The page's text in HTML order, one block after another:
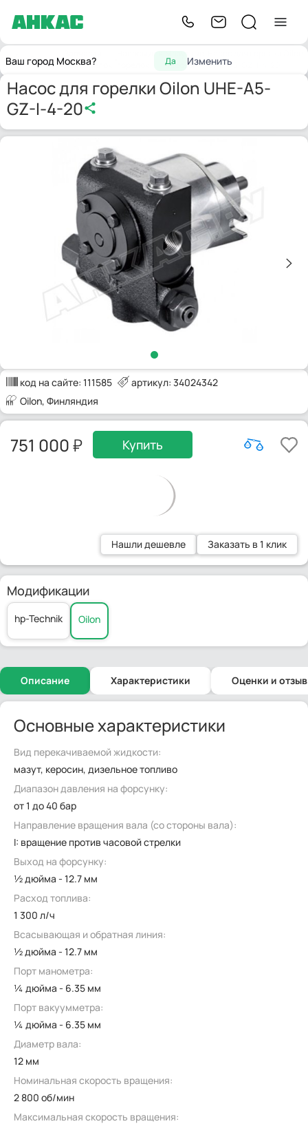
Ваш город Москва? Да Изменить
Главнаядля горелок
насосы
UHE-A5-GZ-I-4-20
Насос для горелки Oilon UHE-A5-
GZ-I-4-20
код на сайте: 111585
артикул: 34024342
Oilon, Финляндия
751 000 Купить
Нашли дешевле Заказать в 1 клик
Модификации
hp-Technik Oilon
Описание Характеристики Оценки и
Основные характеристики
Вид перекачиваемой жидкости:
мазут, керосин, дизельное топливо
Диапазон давления на форсунку:
от 1 до 40 бар
Направление вращения вала (со стороны вала):
I: вращение против часовой стрелки
Выход на форсунку:
½ дюйма - 12.7 мм
Расход топлива:
1 300 л/ч
Всасывающая и обратная линия:
½ дюйма - 12.7 мм
Порт манометра:
¼ дюйма - 6.35 мм
Порт вакуумметра:
¼ дюйма - 6.35 мм
Диаметр вала:
12 мм
Номинальная скорость вращения:
2 800 об/мин
Максимальная скорость вращения: